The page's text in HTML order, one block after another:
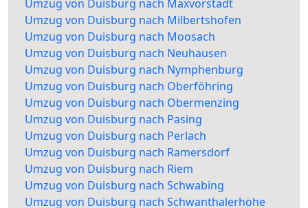
Umzug von Duisburg nach Maxvorstadt
Umzug von Duisburg nach Milbertshofen
Umzug von Duisburg nach Moosach
Umzug von Duisburg nach Neuhausen
Umzug von Duisburg nach Nymphenburg
Umzug von Duisburg nach Oberföhring
Umzug von Duisburg nach Obermenzing
Umzug von Duisburg nach Pasing
Umzug von Duisburg nach Perlach
Umzug von Duisburg nach Ramersdorf
Umzug von Duisburg nach Riem
Umzug von Duisburg nach Schwabing
Umzug von Duisburg nach Schwanthalerhöhe